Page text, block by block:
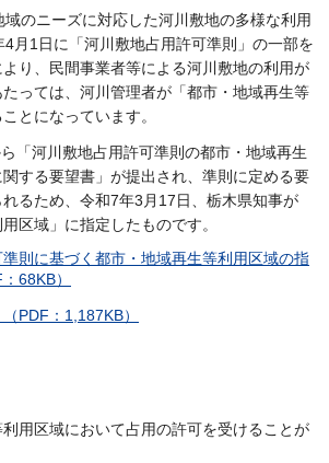
のニーズに対応した河川敷地の多様な利用
月1日に「河川敷地占用許可準則」の一部を
り、民間事業者等による河川敷地の利用が
っては、河川管理者が「都市・地域再生等
とになっています。
「河川敷地占用許可準則の都市・地域再生
する要望書」が提出され、準則に定める要
るため、令和7年3月17日、栃木県知事が
区域」に指定したものです。
則に基づく都市・地域再生等利用区域の指
68KB）
PDF：1,187KB）
用区域において占用の許可を受けることが